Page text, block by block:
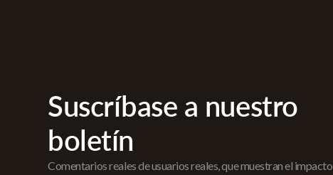
Suscríbase a nuestro
boletín
Comentarios reales de usuarios reales, que muestran el impacto